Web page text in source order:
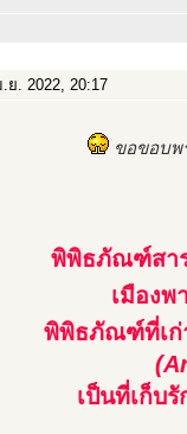
.ย. 2022, 20:17
ขอขอบพ
พิพิธภัณฑ์สา
เมืองพ
พิพิธภัณฑ์ที่เก่
เป็นที่เก็บ